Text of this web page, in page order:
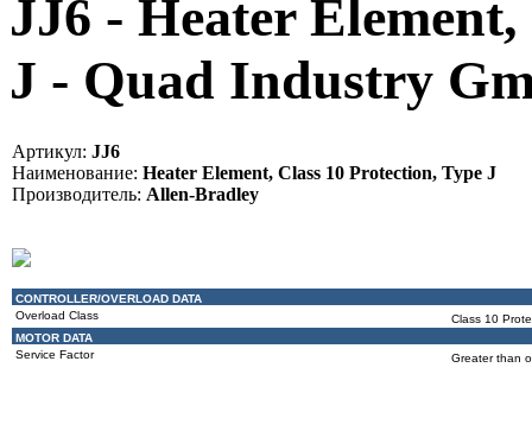
JJ6 - Heater
J - Quad Industry
Артикул: JJ6
Наименование: Heater Element, Class 10 Protection, Type J
Производитель: Allen-Bradley
CONTROLLER/OVERLOAD DATA
Overload Class
Class 10
MOTOR DATA
Service Factor
Greater than